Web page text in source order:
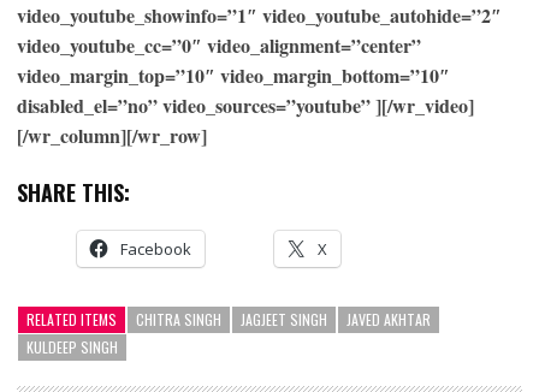
video_youtube_showinfo=”1″ video_youtube_autohide=”2″
video_youtube_cc=”0″ video_alignment=”center”
video_margin_top=”10″ video_margin_bottom=”10″
disabled_el=”no” video_sources=”youtube” ][/wr_video]
[/wr_column][/wr_row]
SHARE THIS:
Facebook X
RELATED ITEMS CHITRA SINGH JAGJEET SINGH
JAVED AKHTAR
KULDEEP SINGH